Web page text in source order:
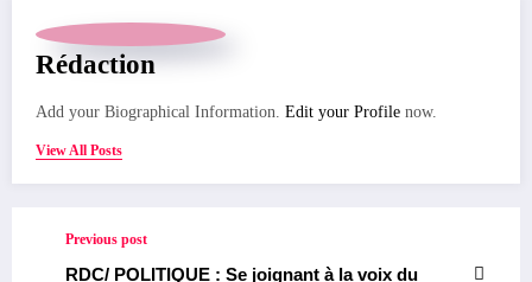
Rédaction
Add your Biographical Information. Edit your Profile now.
View All Posts
Previous post
RDC/ POLITIQUE : Se joignant à la voix du